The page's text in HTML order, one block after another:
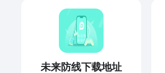
未来防线下载地址